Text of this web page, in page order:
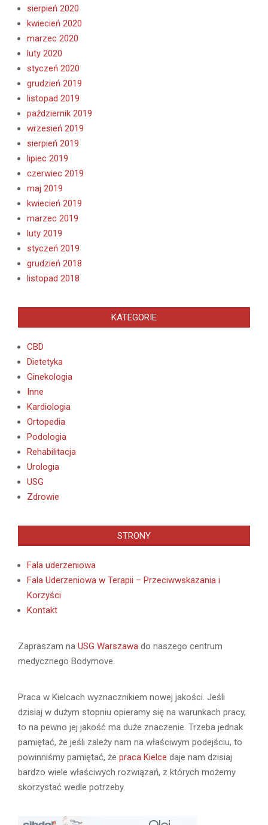
sierpień 2020
kwiecień 2020
marzec 2020
luty 2020
styczeń 2020
grudzień 2019
listopad 2019
październik 2019
wrzesień 2019
sierpień 2019
lipiec 2019
czerwiec 2019
maj 2019
kwiecień 2019
marzec 2019
luty 2019
styczeń 2019
grudzień 2018
listopad 2018
KATEGORIE
CBD
Dietetyka
Ginekologia
Inne
Kardiologia
Ortopedia
Podologia
Rehabilitacja
Urologia
USG
Zdrowie
STRONY
Fala uderzeniowa
Fala Uderzeniowa w Terapii – Przeciwwskazania i
Korzyści
Kontakt
Zapraszam na USG Warszawa do naszego centrum
medycznego Bodymove.
Praca w Kielcach wyznacznikiem nowej jakości. Jeśli
dzisiaj w dużym stopniu opieramy się na warunkach pracy,
to na pewno jej jakość ma duże znaczenie. Trzeba jednak
pamiętać, że jeśli zależy nam na właściwym podejściu, to
powinniśmy pamiętać, że praca Kielce daje nam dzisiaj
bardzo wiele właściwych rozwiązań, z których możemy
skorzystać wedle potrzeby.